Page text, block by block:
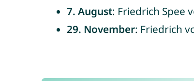
7. August: Friedrich Spee
29. November: Friedrich